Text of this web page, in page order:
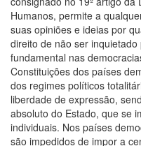
Humanos, permite a
suas opiniões e ideias por
direito de não ser
fundamental nas
Constituições dos países
dos regimes políticos
liberdade de expressão,
absoluto do Estado, que se
individuais. Nos países
são impedidos de impor a